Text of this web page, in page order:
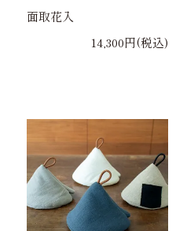
面取花入
14,300円(税込)